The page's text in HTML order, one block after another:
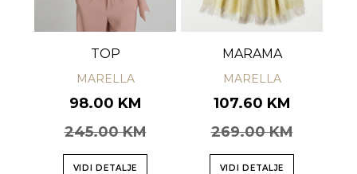
TOP
MARELLA
98.00 KM
245.00 KM
VIDI DETALJE
MARAMA
MARELLA
107.60 KM
269.00 KM
VIDI DETALJE